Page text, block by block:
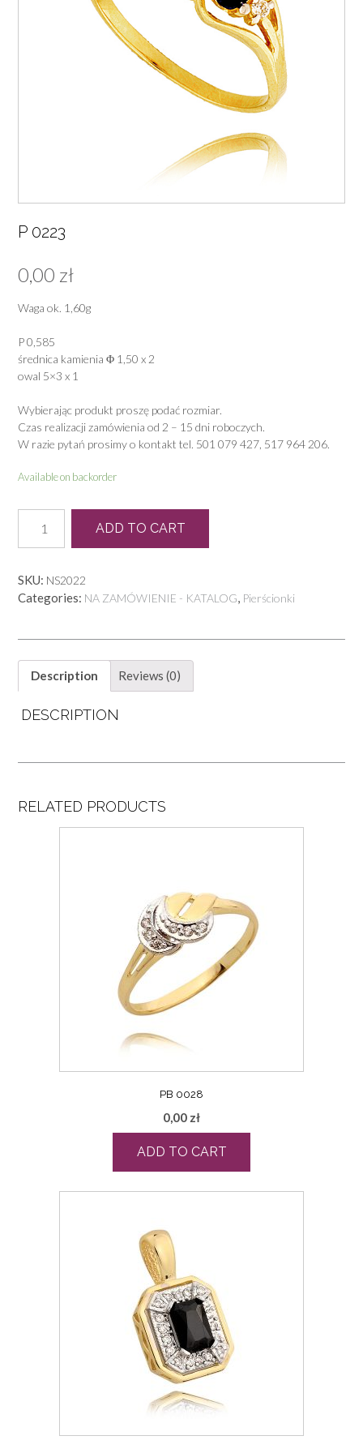
P 0223
0,00 zł
Waga ok. 1,60g
P 0,585
średnica kamienia Φ 1,50 x 2
owal 5×3 x 1
Wybierając produkt proszę podać rozmiar.
Czas realizacji zamówienia od 2 – 15 dni roboczych.
W razie pytań prosimy o kontakt tel. 501 079 427, 517 964 206.
Available on backorder
0223
quantity
ADD TO CART
SKU: NS2022
Categories: NA ZAMÓWIENIE - KATALOG, Pierścionki
Description Reviews (0)
DESCRIPTION
RELATED PRODUCTS
PB 0028
0,00 zł
ADD TO CART